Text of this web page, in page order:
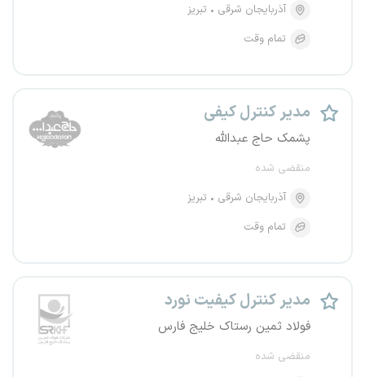
آذربایجان شرقی
تبریز
تمام وقت
مدیر کنترل کیفی
پشمک حاج عبدالله
منقضی شده
آذربایجان شرقی
تبریز
تمام وقت
مدیر کنترل کیفیت نورد
فولاد ثمین رستاک خلیج فارس
منقضی شده